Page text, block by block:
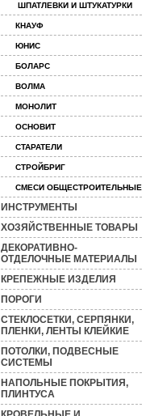
ШПАТЛЕВКИ И ШТУКАТУРКИ
КНАУФ
ЮНИС
БОЛАРС
ВОЛМА
МОНОЛИТ
ОСНОВИТ
СТАРАТЕЛИ
СТРОЙБРИГ
СМЕСИ ОБЩЕСТРОИТЕЛЬНЫЕ
ИНСТРУМЕНТЫ
ХОЗЯЙСТВЕННЫЕ ТОВАРЫ
ДЕКОРАТИВНО-
ОТДЕЛОЧНЫЕ МАТЕРИАЛЫ
КРЕПЕЖНЫЕ ИЗДЕЛИЯ
ПОРОГИ
СТЕКЛОСЕТКИ, СЕРПЯНКИ,
ПЛЕНКИ, ЛЕНТЫ КЛЕЙКИЕ
ПОТОЛКИ, ПОДВЕСНЫЕ
СИСТЕМЫ
НАПОЛЬНЫЕ ПОКРЫТИЯ,
ПЛИНТУСА